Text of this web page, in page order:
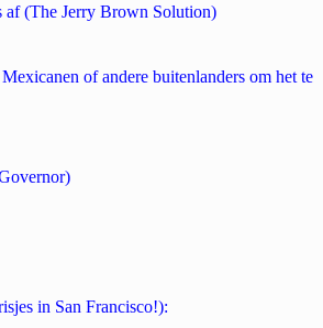
af (The Jerry Brown Solution)
of andere buitenlanders om het te
in San Francisco!):